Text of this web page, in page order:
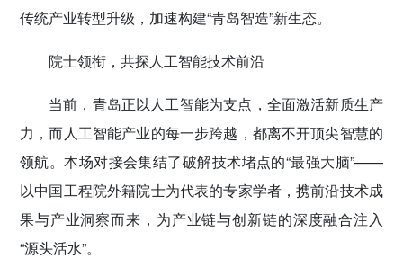
传统产业转型升级，加速构建“青岛智造”新生态。
院士领衔，共探人工智能技术前沿
当前，青岛正以人工智能为支点，全面激活新质生产
力，而人工智能产业的每一步跨越，都离不开顶尖智慧的
领航。本场对接会集结了破解技术堵点的“最强大脑”——
以中国工程院外籍院士为代表的专家学者，携前沿技术成
果与产业洞察而来，为产业链与创新链的深度融合注入
“源头活水”。